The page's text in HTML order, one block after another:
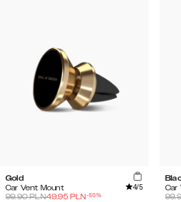
Gold
Car Vent Mount
4/5
99.90PLN49.95 PLN-50%
Car